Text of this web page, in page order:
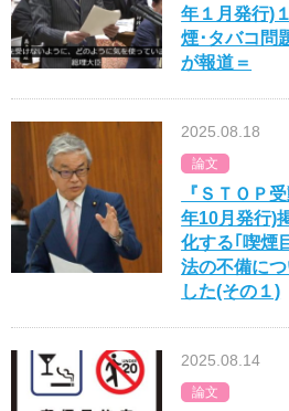
年１月発行)
煙･タバコ問
が報道＝
2025.08.18
論文
『ＳＴＯＰ
年10月発行)
化する｢喫煙
法の不備に
した(その１)
2025.08.14
論文